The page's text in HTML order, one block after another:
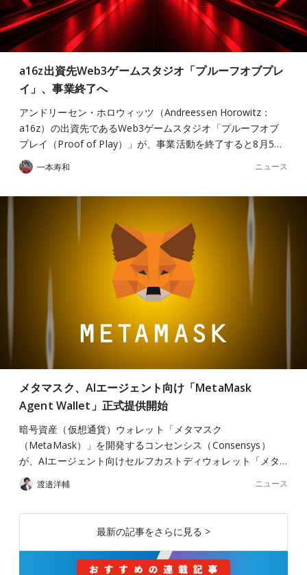
a16z出資先Web3ゲームスタジオ「プルーフオブプレ
イ」、事業終了へ
アンドリーセン・ホロウィッツ（Andreessen Horowitz：
a16z）の出資先であるWeb3ゲームスタジオ「プルーフオブ
プレイ（Proof of Play）」が、事業活動を終了すると8月5…
一本寿和 ニュース
メタマスク、AIエージェント向け「MetaMask
Agent Wallet」正式提供開始
暗号資産（仮想通貨）ウォレット「メタマスク
（MetaMask）」を開発するコンセンシス（Consensys）
が、AIエージェント向けセルフカストディウォレット「メタ…
渡邉洋輔 ニュース
最新の記事をさらに見る >